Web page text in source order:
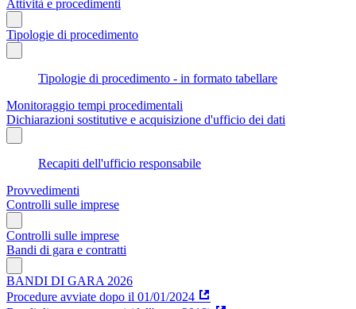
Attività e procedimenti
Tipologie di procedimento
Tipologie di procedimento - in formato tabellare
Monitoraggio tempi procedimentali
Dichiarazioni sostitutive e acquisizione d'ufficio dei dati
Recapiti dell'ufficio responsabile
Provvedimenti
Controlli sulle imprese
Controlli sulle imprese
Bandi di gara e contratti
BANDI DI GARA 2026
Procedure avviate dopo il 01/01/2024